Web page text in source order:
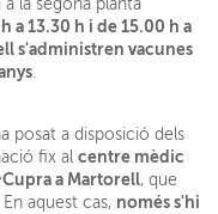
a la segona planta
a 13.30 h i de 15.00 h a
s'administren vacunes
.
posat a disposició dels
fix alcentre mèdic
a Martorell, que
En aquest cas, només s'hi